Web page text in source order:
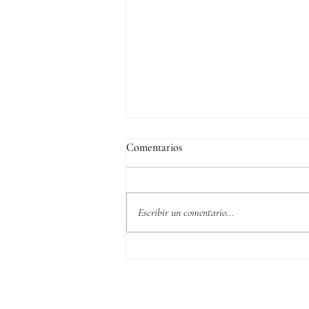
Comentarios
Escribir un comentario...